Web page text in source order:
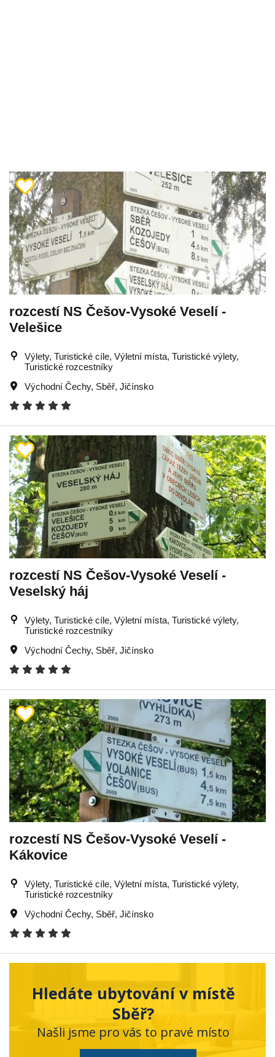
rozcestí NS Češov-Vysoké Veselí -
Velešice
Výlety, Turistické cíle, Výletní místa, Turistické výlety,
Turistické rozcestníky
Východní Čechy, Sběř, Jičínsko
rozcestí NS Češov-Vysoké Veselí -
Veselský háj
Výlety, Turistické cíle, Výletní místa, Turistické výlety,
Turistické rozcestníky
Východní Čechy, Sběř, Jičínsko
rozcestí NS Češov-Vysoké Veselí -
Kákovice
Výlety, Turistické cíle, Výletní místa, Turistické výlety,
Turistické rozcestníky
Východní Čechy, Sběř, Jičínsko
Hledáte ubytování v místě
Sběř?
Našli jsme pro vás to pravé místo